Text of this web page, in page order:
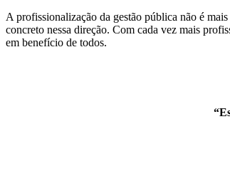
A profissionalização da gestão pública não é
concreto nessa direção. Com cada vez mais
em benefício de todos.